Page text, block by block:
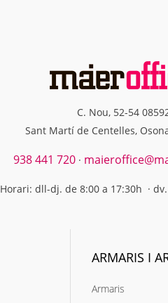
C. Nou, 52-54
Sant Martí de Centelles,
938 441 720 ·
Horari: dll-dj. de 8:00 a 17:30h ·
ARMARIS I
Armaris